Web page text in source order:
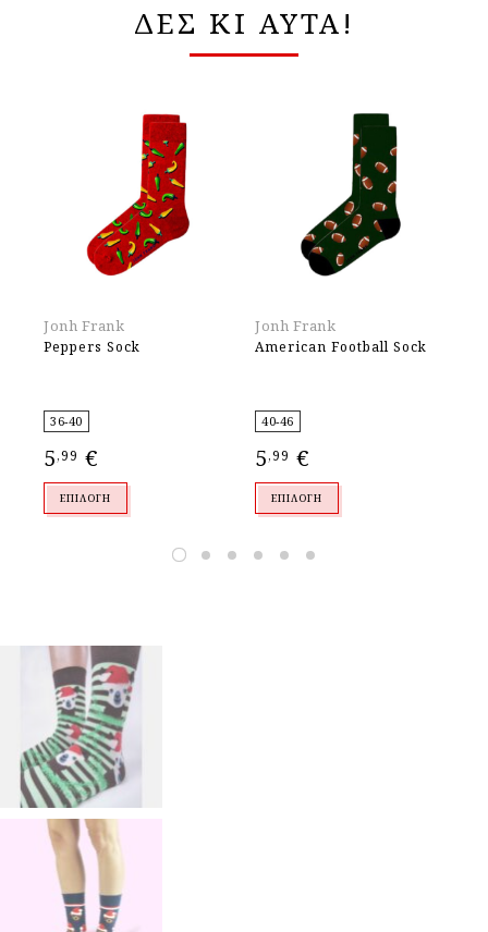
ΔΕΣ ΚΙ ΑΥΤΑ!
Jonh Frank
Peppers Sock
36-40
5,99 €
ΕΠΙΛΟΓΉ
Jonh Frank
American Football Sock
40-46
5,99 €
ΕΠΙΛΟΓΉ